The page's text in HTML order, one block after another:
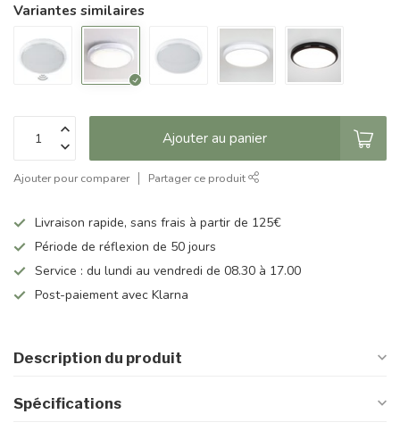
Variantes similaires
Ajouter au panier
Ajouter pour comparer Partager ce produit
Livraison rapide, sans frais à partir de 125€
Période de réflexion de 50 jours
Service : du lundi au vendredi de 08.30 à 17.00
Post-paiement avec Klarna
Description du produit
Spécifications